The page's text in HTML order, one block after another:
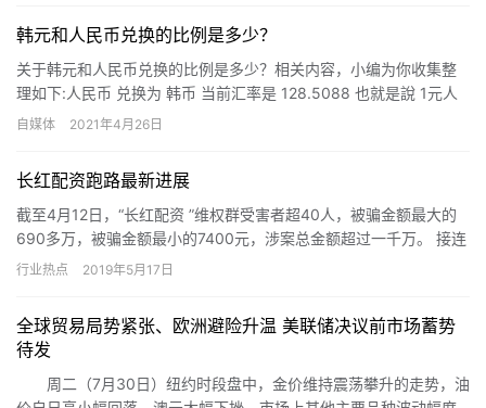
韩元和人民币兑换的比例是多少？
关于韩元和人民币兑换的比例是多少？相关内容，小编为你收集整
理如下:人民币 兑换为 韩币 当前汇率是 128.5088 也就是說 1元人
民币=韩币128.5088 元1人民币大约==…
自媒体 2021年4月26日
长红配资跑路最新进展
截至4月12日，“长红配资 ”维权群受害者超40人，被骗金额最大的
690多万，被骗金额最小的7400元，涉案总金额超过一千万。 接连
着的股市好行情，终于让股民心动了。同时，股票配资…
行业热点 2019年5月17日
全球贸易局势紧张、欧洲避险升温 美联储决议前市场蓄势
待发
周二（7月30日）纽约时段盘中，金价维持震荡攀升的走势，油